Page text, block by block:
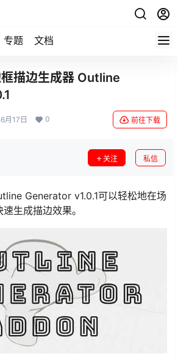
专题 文档
描边生成器 Outline
月17日 0 前往下载
关注 私信
Generator v1.0.1可以轻松地在场
生成描边效果。